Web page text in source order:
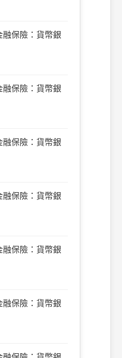
保險：貨幣銀
保險：貨幣銀
保險：貨幣銀
保險：貨幣銀
保險：貨幣銀
保險：貨幣銀